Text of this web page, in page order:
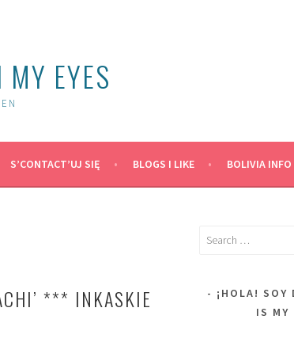
EYES
S’CONTACT’UJ SIĘ BLOGS I LIKE BOLIVIA INFO
*** INKASKIE
Search
¡HOLA! SOY
IS MY